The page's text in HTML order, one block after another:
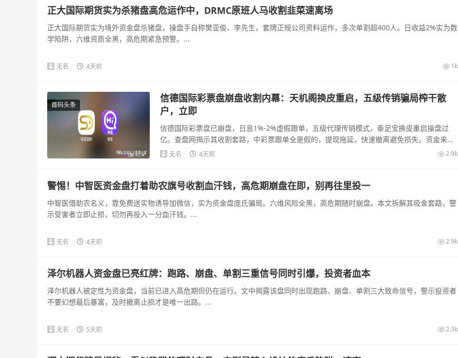
正大国际期货实为杀猪盘高危运作中，DRMC原班人马收割韭菜速离场
正大国际期货实为境外资金盘杀猪盘，操盘手自称樊亚俊、李先生，套牌正规公司资料运作，多次单割超400人。日收益2%实为数
学陷阱，六维资质全黑，高危期紧急预警。...
无名 4天前 1k
首码头条
信德国际彩票盘崩盘收割内幕：天机阁换皮重启，五级传销骗局榨干散
户，立即
信德国际彩票盘已崩盘，日息1%-2%虚假跟单，五级代理传销模式，泰足宝换皮重启操盘过
亿。查盘网揭示其收割套路，中彩票跟单全是假的，提现拖延，快速撤离避免损失。资金来源
可疑，法律风险...
无名 4天前 2.9k
警惕！中智医资金盘打着助农旗号收割血汗钱，高危期崩盘在即，别再往里投一
中智医借助农名义，靠免费送实物诱导加微信，实为资金盘庞氏骗局。六维风险全黑，高危期随时崩盘。本文拆解其吸金套路，警
示受害者立即止损，切勿再投入一分血汗钱。...
无名 4天前 2.9k
泽尔机器人资金盘已亮红牌：跑路、崩盘、单割三重信号同时引爆，投资者血本
泽尔机器人被定性为资金盘，当前已进入高危期但仍在运行。文中揭露该盘同时出现跑路、崩盘、单割三大致命信号，警示投资者
不要幻想最后暴富，及时撤离止损才是唯一出路。...
无名 5天前 2.3k